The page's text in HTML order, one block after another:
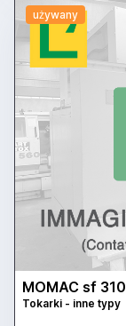
używany
MOMAC sf 310
Tokarki - inne typy